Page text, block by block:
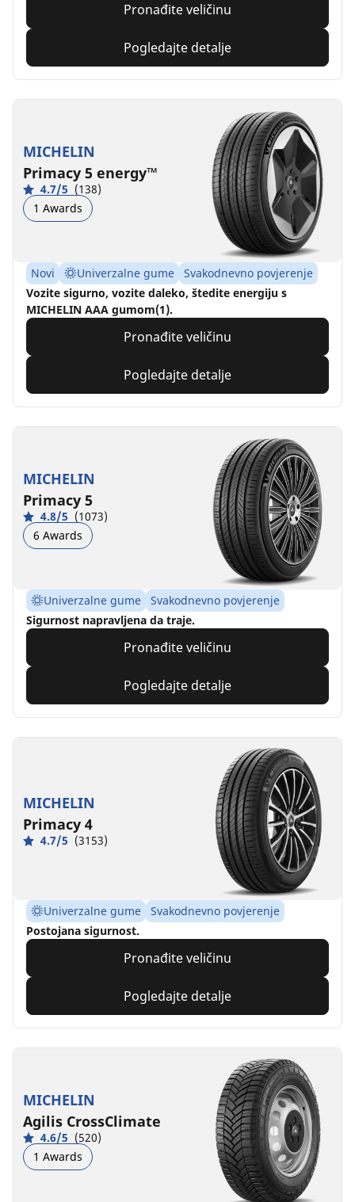
Pronađite veličinu
Pogledajte detalje
MICHELIN
Primacy 5 energy™
4.7/5 (138)
1 Awards
Novi Univerzalne gume
Svakodnevno povjerenje
Vozite sigurno, vozite daleko, štedite energiju s
MICHELIN AAA gumom(1).
Pronađite veličinu
Pogledajte detalje
MICHELIN
Primacy 5
4.8/5 (1073)
6 Awards
Univerzalne gume
Svakodnevno povjerenje
Sigurnost napravljena da traje.
Pronađite veličinu
Pogledajte detalje
MICHELIN
Primacy 4
4.7/5 (3153)
Univerzalne gume
Svakodnevno povjerenje
Postojana sigurnost.
Pronađite veličinu
Pogledajte detalje
MICHELIN
Agilis CrossClimate
4.6/5 (520)
1 Awards